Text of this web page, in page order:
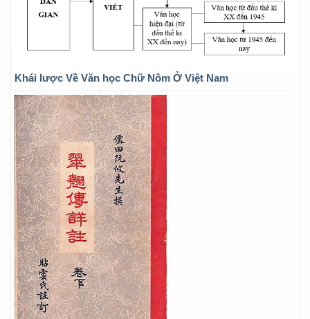
Khái lược Về Văn học Chữ Nôm Ở Việt Nam